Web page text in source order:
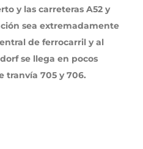
y las carreteras A52 y
sea extremadamente
de ferrocarril y al
se llega en pocos
tranvía 705 y 706.